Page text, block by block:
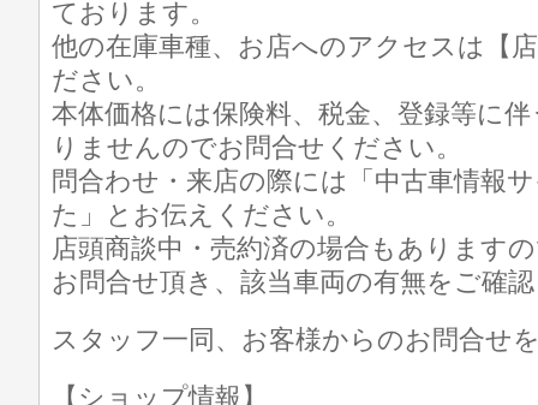
ております。
他の在庫車種、お店へのアクセスは【
ださい。
本体価格には保険料、税金、登録等に
りませんのでお問合せください。
問合わせ・来店の際には「中古車情報
た」とお伝えください。
店頭商談中・売約済の場合もあります
お問合せ頂き、該当車両の有無をご確
スタッフ一同、お客様からのお問合せ
【ショップ情報】